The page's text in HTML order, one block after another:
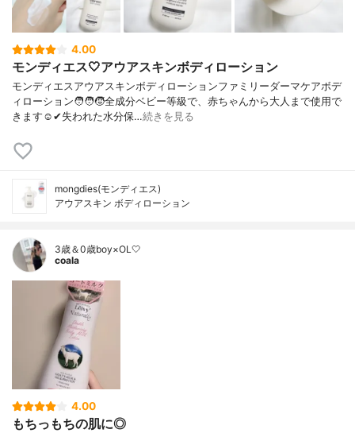
4.00
モンディエス🤍アウアスキンボディローション
モンディエスアウアスキンボディローションファミリーダーマケアボデ
ィローション🧑‍🧑‍🧒全成分ベビー等級で、赤ちゃんから大人まで使用で
きます☺️✔︎失われた水分保…続きを見る
mongdies(モンディエス)
アウアスキン ボディローション
3歳＆0歳boy×OL🤍
coala
4.00
もちっもちの肌に◎